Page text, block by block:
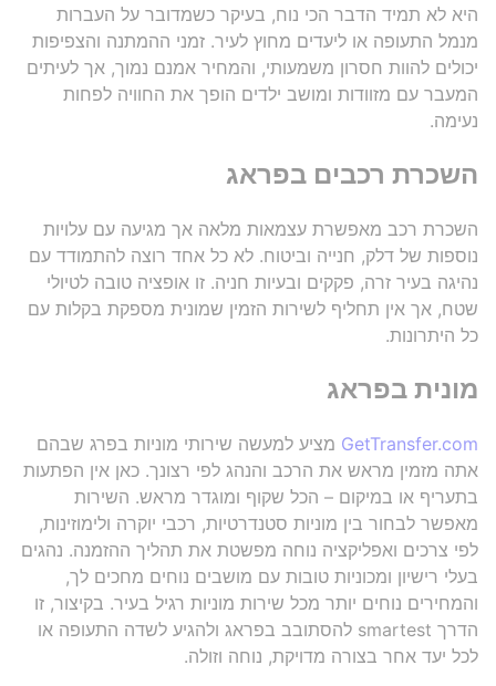
היא לא תמיד הדבר הכי נוח, בעיקר כשמדובר על העברות
מנמל התעופה או ליעדים מחוץ לעיר. זמני ההמתנה והצפיפות
יכולים להוות חסרון משמעותי, והמחיר אמנם נמוך, אך לעיתים
המעבר עם מזוודות ומושב ילדים הופך את החוויה לפחות
נעימה.
השכרת רכבים בפראג
השכרת רכב מאפשרת עצמאות מלאה אך מגיעה עם עלויות
נוספות של דלק, חנייה וביטוח. לא כל אחד רוצה להתמודד עם
נהיגה בעיר זרה, פקקים ובעיות חניה. זו אופציה טובה לטיולי
שטח, אך אין תחליף לשירות הזמין שמונית מספקת בקלות עם
כל היתרונות.
מונית בפראג
GetTransfer.com מציע למעשה שירותי מוניות בפרג שבהם
אתה מזמין מראש את הרכב והנהג לפי רצונך. כאן אין הפתעות
בתעריף או במיקום – הכל שקוף ומוגדר מראש. השירות
מאפשר לבחור בין מוניות סטנדרטיות, רכבי יוקרה ולימוזינות,
לפי צרכים ואפליקציה נוחה מפשטת את תהליך ההזמנה. נהגים
בעלי רישיון ומכוניות טובות עם מושבים נוחים מחכים לך,
והמחירים נוחים יותר מכל שירות מוניות רגיל בעיר. בקיצור, זו
הדרך smartest להסתובב בפראג ולהגיע לשדה התעופה או
לכל יעד אחר בצורה מדויקת, נוחה וזולה.